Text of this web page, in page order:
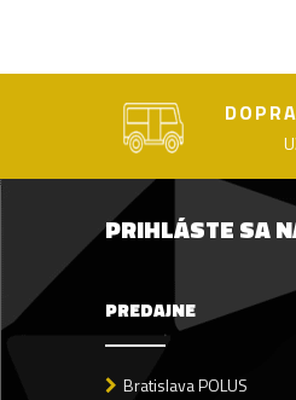
PRIHLÁSTE SA
PREDAJNE
Bratislava POLUS